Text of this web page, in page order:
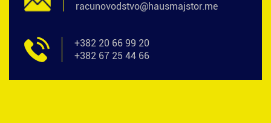
racunovodstvo@hausmajstor.me
+382 20 66 99 20
+382 67 25 44 66